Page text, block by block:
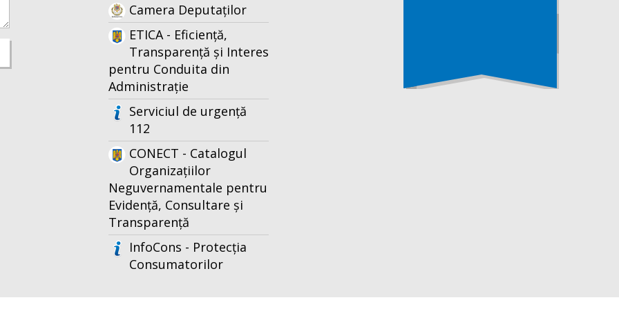
Camera Deputaților
ETICA - Eficiență,
Transparență și Interes
pentru Conduita din
Administrație
Serviciul de urgență
112
CONECT - Catalogul
Organizațiilor
Neguvernamentale pentru
Evidență, Consultare și
Transparență
InfoCons - Protecția
Consumatorilor